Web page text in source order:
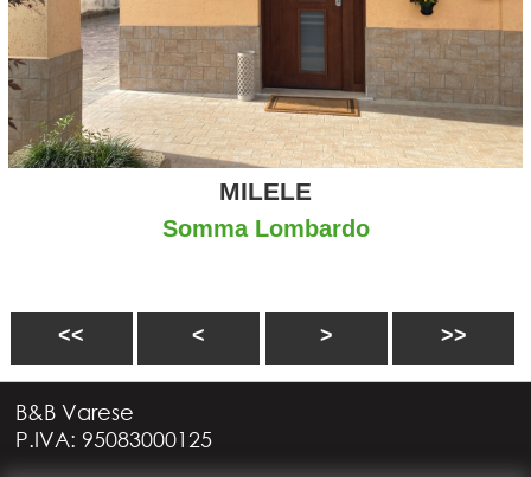
MILELE
Somma Lombardo
<< < > >>
B&B Varese
P.IVA: 95083000125